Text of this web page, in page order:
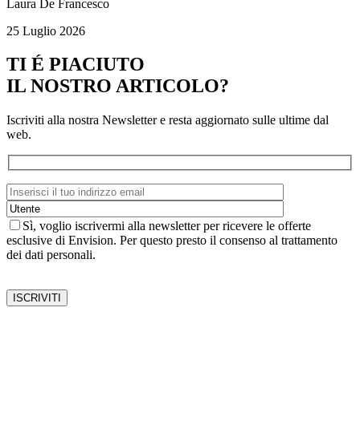
Laura De Francesco
25 Luglio 2026
TI É PIACIUTO
IL NOSTRO ARTICOLO?
Iscriviti alla nostra Newsletter e resta aggiornato sulle ultime dal
web.
Sì, voglio iscrivermi alla newsletter per ricevere le offerte
esclusive di Envision. Per questo presto il consenso al trattamento
dei dati personali.